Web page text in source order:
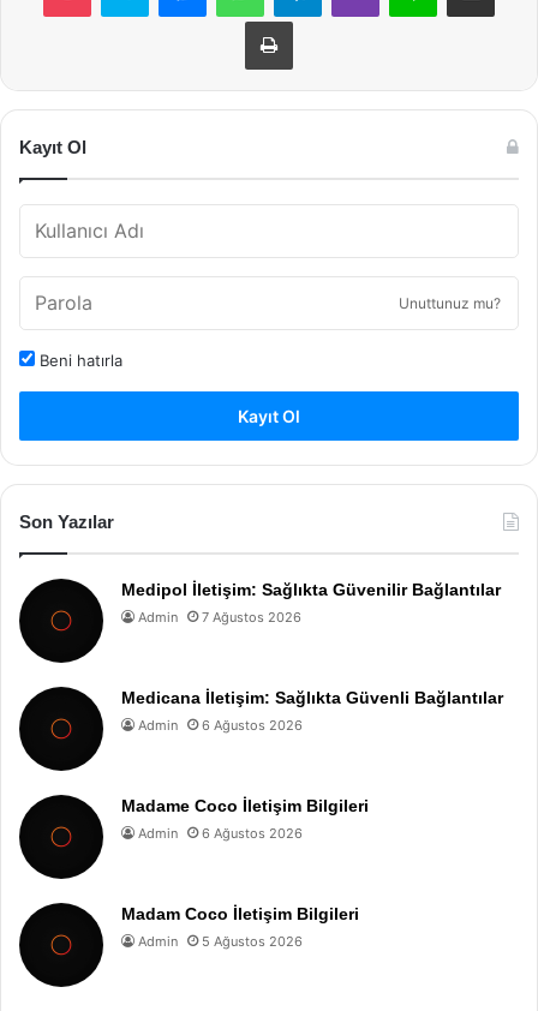
Yazdır
Kayıt Ol
Unuttunuz mu?
Beni hatırla
Kayıt Ol
Son Yazılar
Medipol İletişim: Sağlıkta Güvenilir Bağlantılar
Admin 7 Ağustos 2026
Medicana İletişim: Sağlıkta Güvenli Bağlantılar
Admin 6 Ağustos 2026
Madame Coco İletişim Bilgileri
Admin 6 Ağustos 2026
Madam Coco İletişim Bilgileri
Admin 5 Ağustos 2026